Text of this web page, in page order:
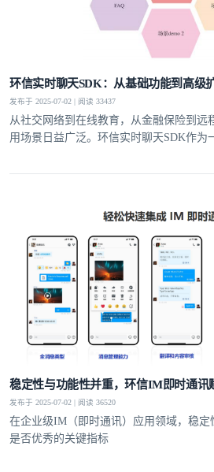
环信实时聊天SDK：从基础功能到高级
发布于 2025-07-02 | 阅读 33437
从社交网络到在线教育，从金融保险到远
用场景日益广泛。环信实时聊天SDK作为
效的开发工具，助力其快速构建安全、稳
稳定性与功能性并重，环信IM即时通讯
发布于 2025-07-02 | 阅读 36520
在企业级IM（即时通讯）应用领域，稳
是否优秀的关键指标